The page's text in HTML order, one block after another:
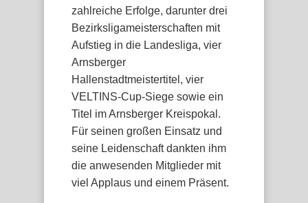
zahlreiche Erfolge, darunter drei
Bezirksligameisterschaften mit
Aufstieg in die Landesliga, vier
Arnsberger
Hallenstadtmeistertitel, vier
VELTINS-Cup-Siege sowie ein
Titel im Arnsberger Kreispokal.
Für seinen großen Einsatz und
seine Leidenschaft dankten ihm
die anwesenden Mitglieder mit
viel Applaus und einem Präsent.